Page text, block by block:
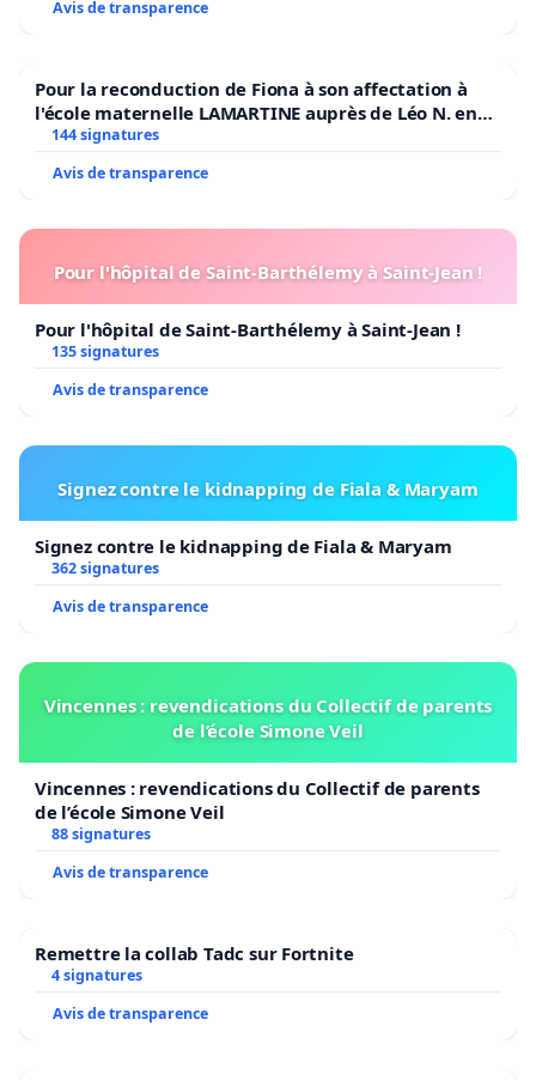
Avis de transparence
Pour la reconduction de Fiona à son affectation à
l'école maternelle LAMARTINE auprès de Léo N. en
2026/2027
144 signatures
Avis de transparence
Pour l'hôpital de Saint-Barthélemy à Saint-Jean !
Pour l'hôpital de Saint-Barthélemy à Saint-Jean !
135 signatures
Avis de transparence
Signez contre le kidnapping de Fiala & Maryam
Signez contre le kidnapping de Fiala & Maryam
362 signatures
Avis de transparence
Vincennes : revendications du Collectif de parents
de l’école Simone Veil
Vincennes : revendications du Collectif de parents
de l’école Simone Veil
88 signatures
Avis de transparence
Remettre la collab Tadc sur Fortnite
4 signatures
Avis de transparence